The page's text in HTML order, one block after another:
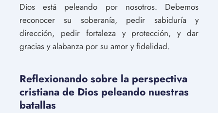
Dios está peleando por nosotros. Debemos
reconocer su soberanía, pedir sabiduría y
dirección, pedir fortaleza y protección, y dar
gracias y alabanza por su amor y fidelidad.
Reflexionando sobre la perspectiva
cristiana de Dios peleando nuestras
batallas